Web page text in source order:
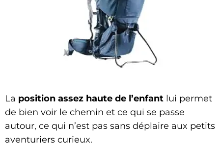
La position assez haute de l’enfant lui permet
de bien voir le chemin et ce qui se passe
autour, ce qui n’est pas sans déplaire aux petits
aventuriers curieux.